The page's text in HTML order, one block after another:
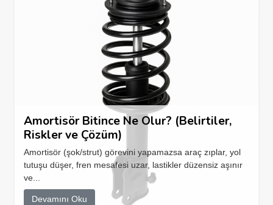
Amortisör Bitince Ne Olur? (Belirtiler,
Riskler ve Çözüm)
Amortisör (şok/strut) görevini yapamazsa araç zıplar, yol
tutuşu düşer, fren mesafesi uzar, lastikler düzensiz aşınır
ve...
Devamını Oku